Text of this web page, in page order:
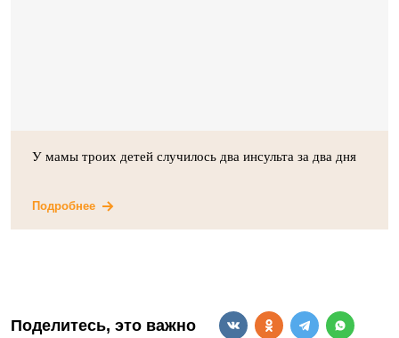
У мамы троих детей случилось два инсульта за два дня
Подробнее
Поделитесь, это важно